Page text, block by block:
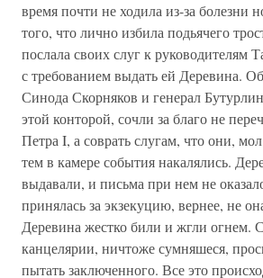
время почти не ходила из-за болезни
того, что лично избила подьячего
послала своих слуг к руководителям
с требованием выдать ей Деревина.
Синода Скорняков и генерал
этой конторой, сочли за благо не
Петра I, а соврать слугам, что они,
тем в камере события накалялись.
выдавали, и письма при нем не
принялась за экзекуцию, вернее, не
Деревина жестко били и жгли огнем.
канцелярии, ничтоже сумняшеся,
пытать заключенного. Все это